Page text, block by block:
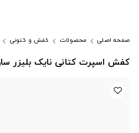
صفحه اصلی محصولات کفش و کتونی
کفش اسپرت کتانی نایک بلیزر